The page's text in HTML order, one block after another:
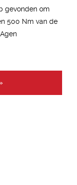
gevonden om
500 Nm van de